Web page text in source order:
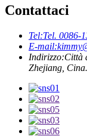
Contattaci
Tel:Tel. 0086-
E-mail:
Indirizzo:Città
Zhejiang, Cina.